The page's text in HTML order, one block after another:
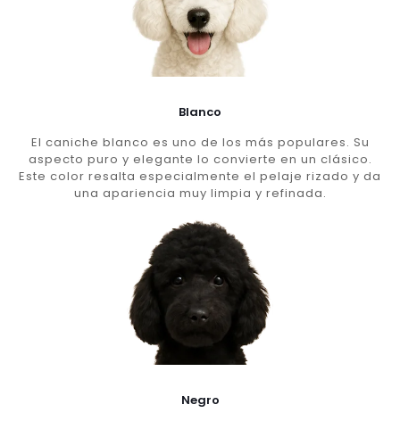
Blanco
El caniche blanco es uno de los más populares. Su
aspecto puro y elegante lo convierte en un clásico.
Este color resalta especialmente el pelaje rizado y da
una apariencia muy limpia y refinada.
Negro